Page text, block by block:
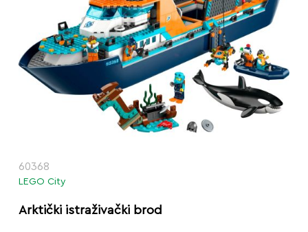
60368
LEGO City
Arktički istraživački brod